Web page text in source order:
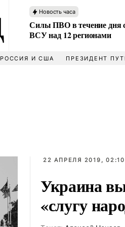
Новость часа
Силы ПВО в течение дня
ВСУ над 12 регионами
РОССИЯ И США ПРЕЗИДЕНТ
22 АПРЕЛЯ 2019,
Украина
«слугу